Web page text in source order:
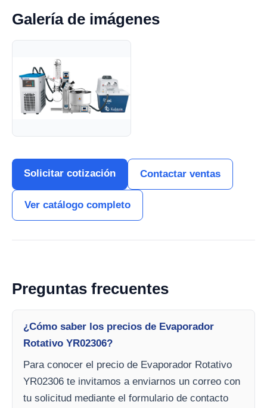
Galería de imágenes
Solicitar cotización Contactar ventas
Ver catálogo completo
Preguntas frecuentes
¿Cómo saber los precios de Evaporador
Rotativo YR02306?
Para conocer el precio de Evaporador Rotativo
YR02306 te invitamos a enviarnos un correo con
tu solicitud mediante el formulario de contacto